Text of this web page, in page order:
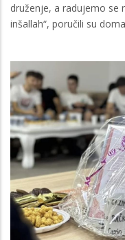
druženje, a radujemo se
inšallah“, poručili su
Image